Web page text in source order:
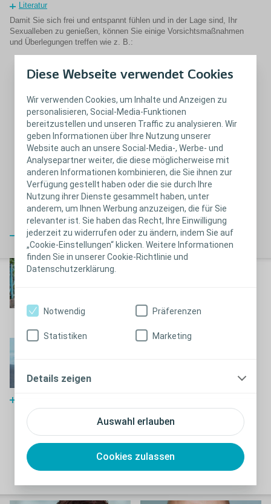
Diese Webseite verwendet Cookies
Wir verwenden Cookies, um Inhalte und Anzeigen zu
personalisieren, Social-Media-Funktionen
bereitzustellen und unseren Traffic zu analysieren. Wir
geben Informationen über Ihre Nutzung unserer
Website auch an unsere Social-Media-, Werbe- und
Analysepartner weiter, die diese möglicherweise mit
anderen Informationen kombinieren, die Sie ihnen zur
Verfügung gestellt haben oder die sie durch Ihre
Nutzung ihrer Dienste gesammelt haben, unter
anderem, um Ihnen Werbung anzuzeigen, die für Sie
relevanter ist. Sie haben das Recht, Ihre Einwilligung
jederzeit zu widerrufen oder zu ändern, indem Sie auf
„Cookie-Einstellungen“ klicken. Weitere Informationen
finden Sie in unserer Cookie-Richtlinie und
Datenschutzerklärung.
Auswahl erlauben
Cookies zulassen
Notwendig Präferenzen
Statistiken Marketing
Details zeigen
Literatur
Damit Sie sich frei und entspannt fühlen und in der Lage sind, Ihr
Sexualleben zu genießen, können Sie einige Vorsichtsmaßnahmen
und Überlegungen treffen wie z. B.:
Verwenden Sie Mini-Beutel, Minicaps oder Stoma-Propfen für
Spülungen sind möglich. Seien Sie sich bewusst, dass dies
nicht einmalig ist. Zum Assura® Irrigations-Set
Rollen Sie den Beutel auf und befestigen Sie die Unterseite
mit einem Stück Klebestreifen.Gehen Sie hier auf unseren
Produktkatalog und sehen Sie das gesamte Zubehör.
Überdecken Sie den Beutel mit einer speziellen Abdeckung,
einem Stomaschutzring oder etwas Ähnlichem.
Tragen Sie stilvolle Unterwäsche, die den Beutel versteckt
und Geräusche minimiert.Lesen Sie hier mehr über Stoma-
Unterwäsche.
Schließen
Empfängnisverhütung
Hier erfahren Sie mehr über
Empfängnisverhütung bei Stomaträgern
Analverkehr nach einer